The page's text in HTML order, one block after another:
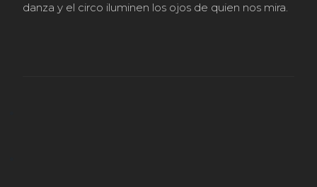
danza y el circo iluminen los ojos de quien nos mira.